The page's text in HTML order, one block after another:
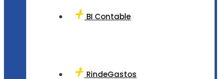
BI Contable
RindeGastos